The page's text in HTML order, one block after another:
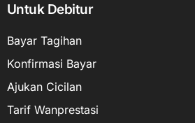
Untuk Debitur
Bayar Tagihan
Konfirmasi Bayar
Ajukan Cicilan
Tarif Wanprestasi